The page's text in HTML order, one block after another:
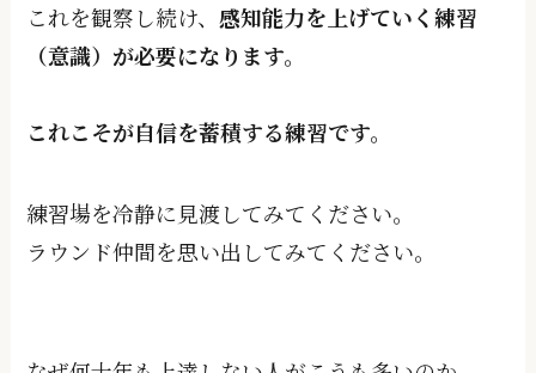
これを観察し続け、感知能⼒を上げていく練習
（意識）が必要になります。
これこそが⾃信を蓄積する練習です。
練習場を冷静に見渡してみてください。
ラウンド仲間を思い出してみてください。